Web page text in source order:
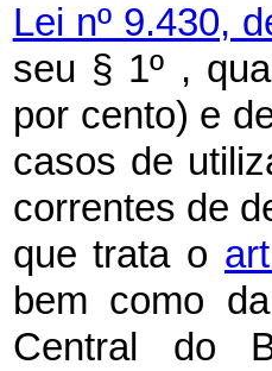
Lei nº 9.430,
seu § 1º ,
por cento) e
casos de
correntes de
que trata o
bem como
Central do